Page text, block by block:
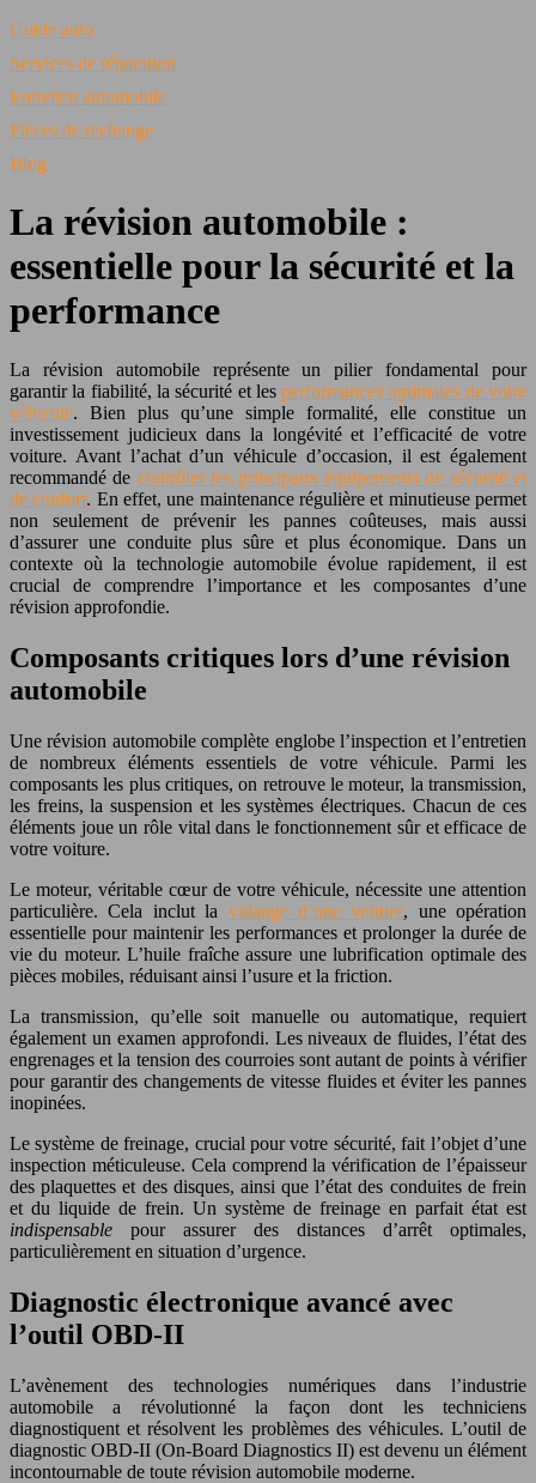
Guide auto
Services de réparation
Entretien automobile
Pièces de rechange
Blog
La révision automobile :
essentielle pour la sécurité et la
performance
La révision automobile représente un pilier fondamental pour
garantir la fiabilité, la sécurité et lesperformances optimales de votre
véhicule. Bien plus qu’une simple formalité, elle constitue un
investissement judicieux dans la longévité et l’efficacité de votre
voiture. Avant l’achat d’un véhicule d’occasion, il est également
recommandé de contrôler les principaux équipements de sécurité et
de confort. En effet, une maintenance régulière et minutieuse permet
non seulement de prévenir les pannes coûteuses, mais aussi
d’assurer une conduite plus sûre et plus économique. Dans un
contexte où la technologie automobile évolue rapidement, il est
crucial de comprendre l’importance et les composantes d’une
révision approfondie.
Composants critiques lors d’une révision
automobile
Une révision automobile complète englobe l’inspection et l’entretien
de nombreux éléments essentiels de votre véhicule. Parmi les
composants les plus critiques, on retrouve le moteur, la transmission,
les freins, la suspension et les systèmes électriques. Chacun de ces
éléments joue un rôle vital dans le fonctionnement sûr et efficace de
votre voiture.
Le moteur, véritable cœur de votre véhicule, nécessite une attention
particulière. Cela inclut la vidange d’une voiture, une opération
essentielle pour maintenir les performances et prolonger la durée de
vie du moteur. L’huile fraîche assure une lubrification optimale des
pièces mobiles, réduisant ainsi l’usure et la friction.
La transmission, qu’elle soit manuelle ou automatique, requiert
également un examen approfondi. Les niveaux de fluides, l’état des
engrenages et la tension des courroies sont autant de points à vérifier
pour garantir des changements de vitesse fluides et éviter les pannes
inopinées.
Le système de freinage, crucial pour votre sécurité, fait l’objet d’une
inspection méticuleuse. Cela comprend la vérification de l’épaisseur
des plaquettes et des disques, ainsi que l’état des conduites de frein
et du liquide de frein. Un système de freinage en parfait état est
indispensable pour assurer des distances d’arrêt optimales,
particulièrement en situation d’urgence.
Diagnostic électronique avancé avec
l’outil OBD-II
L’avènement des technologies numériques dans l’industrie
automobile a révolutionné la façon dont les techniciens
diagnostiquent et résolvent les problèmes des véhicules. L’outil de
diagnostic OBD-II (On-Board Diagnostics II) est devenu un élément
incontournable de toute révision automobile moderne.